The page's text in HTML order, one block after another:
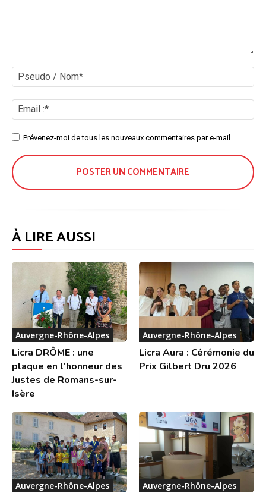
/
:*
SitePrévenez-moi de tous les nouveaux commentaires par e-mail.
À LIRE AUSSI
Auvergne-Rhône-Alpes
Licra DRÔME : une
plaque en l’honneur des
Justes de Romans-sur-
Isère
Auvergne-Rhône-Alpes
Licra Aura : Cérémonie du
Prix Gilbert Dru 2026
Auvergne-Rhône-Alpes Auvergne-Rhône-Alpes